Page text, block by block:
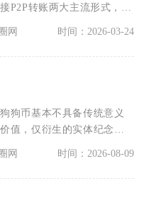
P2P转账两大主流形式，整
网 时间：2026-03-24
狗币基本不具备传统意义
值，仅衍生的实体纪念摆
网 时间：2026-08-09